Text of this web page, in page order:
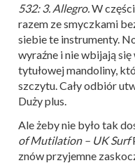
532: 3. Allegro.W
razem ze smyczkami
siebie te instrumenty.
wyraźne i nie wbijają
tytułowej mandoliny,
szczytu. Cały odbiór
Duży plus.
Ale żeby nie było tak
of Mutilation – UK Surf
znów przyjemne